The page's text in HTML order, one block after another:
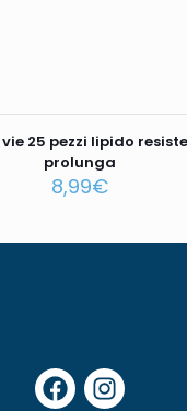
25 pezzi lipido
prolunga
8,99€